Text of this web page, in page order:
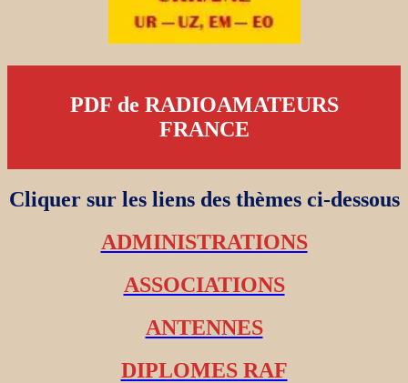
PDF de RADIOAMATEURS
FRANCE
Cliquer sur les liens des thèmes ci-dessous
ADMINISTRATIONS
ASSOCIATIONS
ANTENNES
DIPLOMES RAF